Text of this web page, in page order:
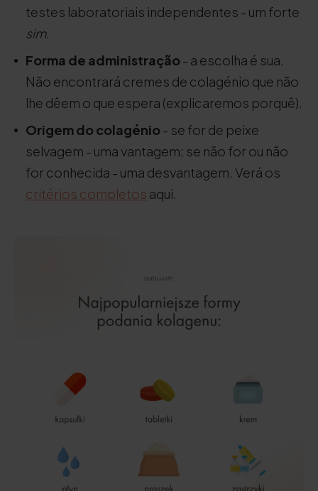
testes laboratoriais independentes - um forte
sim.
Forma de administração - a escolha é sua.
Não encontrará cremes de colagénio que não
lhe dêem o que espera (explicaremos porquê).
Origem do colagénio - se for de peixe
selvagem - uma vantagem; se não for ou não
for conhecida - uma desvantagem. Verá os
critérios completos aqui.